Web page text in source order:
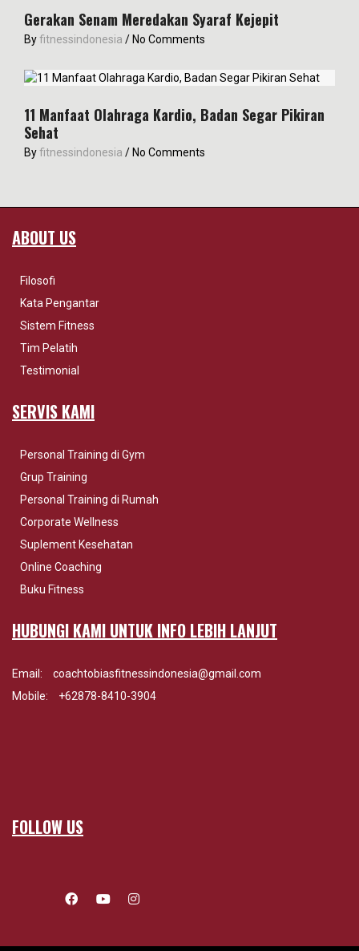
Gerakan Senam Meredakan Syaraf Kejepit
Byfitnessindonesia / No Comments
11 Manfaat Olahraga Kardio, Badan Segar Pikiran
Sehat
Byfitnessindonesia / No Comments
ABOUT US
Filosofi
Kata Pengantar
Sistem Fitness
Tim Pelatih
Testimonial
SERVIS KAMI
Personal Training di Gym
Grup Training
Personal Training di Rumah
Corporate Wellness
Suplement Kesehatan
Online Coaching
Buku Fitness
HUBUNGI KAMI UNTUK INFO LEBIH LANJUT
Email:
coachtobiasfitnessindonesia@gmail.com
Mobile:
+62878-8410-3904
FOLLOW US